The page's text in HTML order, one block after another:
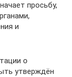
просьбу,
и
о
утверждён